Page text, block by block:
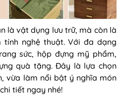
là vật dụng lưu trữ, mà còn là
nghệ thuật. Với đa dạng
sức, hộp đựng mỹ phẩm,
quà tặng. Đây là lựa chọn
vừa làm nổi bật ý nghĩa món
tiết ngay nhé!